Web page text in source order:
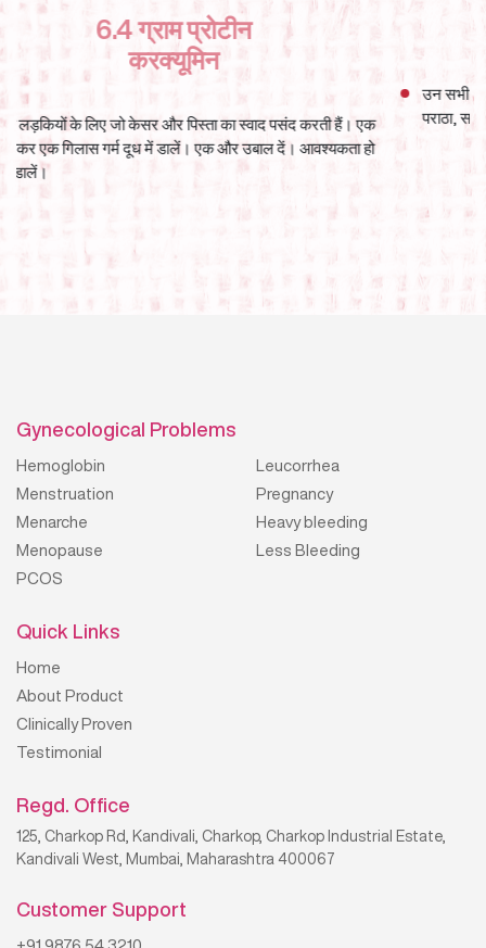
8.4 ग्राम प्रोटीन
उन सभी के लिए जो अपने खाने का स्वाद नहीं बदलना चाहते। इसे रोटी,
पराठा, सब्ज़ी, रायता, केक या बिस्किट में मिला सकते हैं।
Gynecological Problems
Hemoglobin
Menstruation
Menarche
Menopause
PCOS
Leucorrhea
Pregnancy
Heavy bleeding
Less Bleeding
Quick Links
Home
About Product
Clinically Proven
Testimonial
Regd. Office
125, Charkop Rd, Kandivali, Charkop, Charkop Industrial Estate,
Kandivali West, Mumbai, Maharashtra 400067
Customer Support